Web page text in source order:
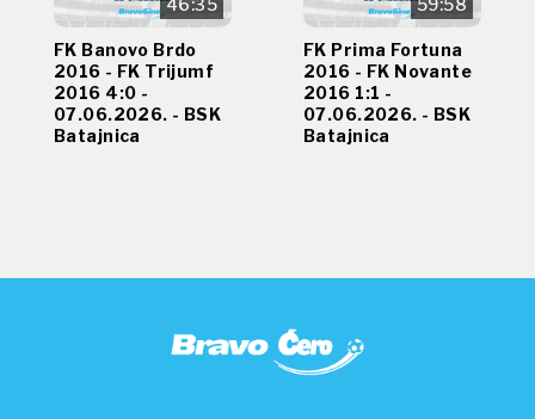
46:35
FK Banovo Brdo
2016 - FK Trijumf
2016 4:0 -
07.06.2026. - BSK
Batajnica
59:58
FK Prima Fortuna
2016 - FK Novante
2016 1:1 -
07.06.2026. - BSK
Batajnica